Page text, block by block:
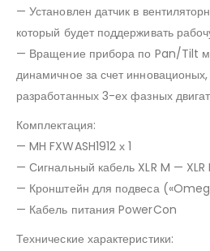
— Установлен датчик в
который будет поддерживать
— Вращение прибора по Pan/Tilt
динамичное за счет
разработанных 3-ех фазных
Комплектация:
— MH FXWASH1912 х 1
— Сигнальный кабель XLR M — XLR
— Кронштейн для подвеса
— Кабель питания PowerCon
Технические характеристики: